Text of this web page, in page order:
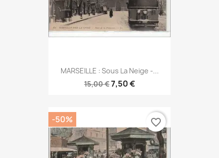
MARSEILLE : Sous La Neige -...
15,00 €7,50 €
-50% favorite_border